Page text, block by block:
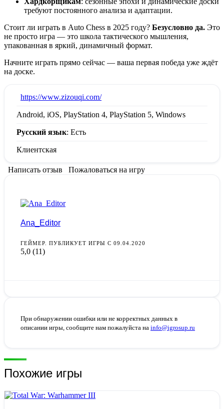
требуют постоянного анализа и адаптации.
Стоит ли играть в Auto Chess в 2025 году? Безусловно да. Это
не просто игра — это школа тактического мышления,
упакованная в яркий, динамичный формат.
Начните играть прямо сейчас — ваша первая победа уже ждёт
на доске.
https://www.zizouqi.com/
Android, iOS, PlayStation 4, PlayStation 5, Windows
Русский язык: Есть
Клиентская
Написать отзыв Пожаловаться на игру
Ana_Editor
ГЕЙМЕР. ПУБЛИКУЕТ ИГРЫ С 09.04.2020
5,0 (11)
При обнаружении ошибки или не корректных данных в
описании игры, сообщите нам пожалуйста на info@igrosup.ru
Похожие игры